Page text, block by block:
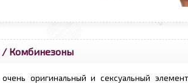
/ Комбинезоны
оригинальный и сексуальный